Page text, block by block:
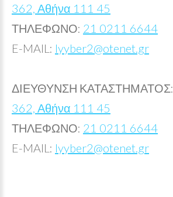
362, Αθήνα 111 45
ΤΗΛΕΦΩΝΟ: 21 0211 6644
E-MAIL: lyyber2@otenet.gr
ΔΙΕΥΘΥΝΣΗ ΚΑΤΑΣΤΗΜΑΤΟΣ:
362, Αθήνα 111 45
ΤΗΛΕΦΩΝΟ: 21 0211 6644
E-MAIL: lyyber2@otenet.gr